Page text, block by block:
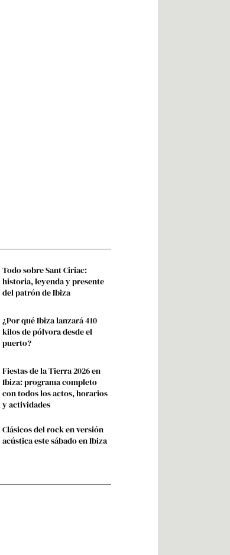
Todo sobre Sant Ciriac:
historia, leyenda y presente
del patrón de Ibiza
¿Por qué Ibiza lanzará 410
kilos de pólvora desde el
puerto?
Fiestas de la Tierra 2026 en
Ibiza: programa completo
con todos los actos, horarios
y actividades
Clásicos del rock en versión
acústica este sábado en Ibiza